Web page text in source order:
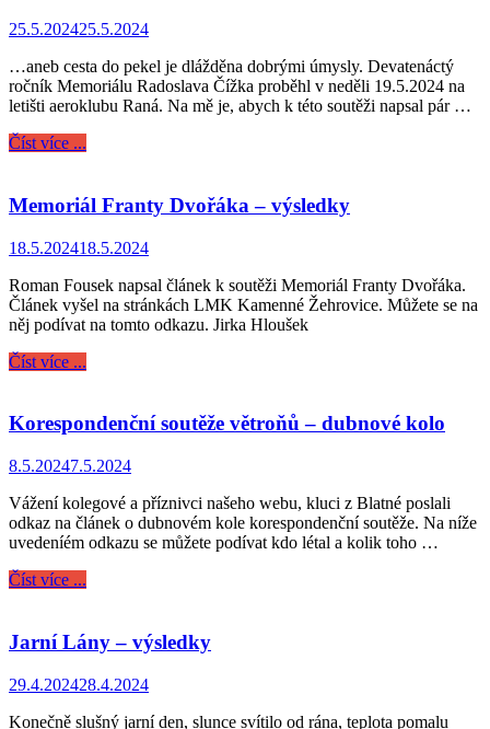
25.5.202425.5.2024
…aneb cesta do pekel je dlážděna dobrými úmysly. Devatenáctý
ročník Memoriálu Radoslava Čížka proběhl v neděli 19.5.2024 na
letišti aeroklubu Raná. Na mě je, abych k této soutěži napsal pár …
Číst více ...
Memoriál Franty Dvořáka – výsledky
18.5.202418.5.2024
Roman Fousek napsal článek k soutěži Memoriál Franty Dvořáka.
Článek vyšel na stránkách LMK Kamenné Žehrovice. Můžete se na
něj podívat na tomto odkazu. Jirka Hloušek
Číst více ...
Korespondenční soutěže větroňů – dubnové kolo
8.5.20247.5.2024
Vážení kolegové a příznivci našeho webu, kluci z Blatné poslali
odkaz na článek o dubnovém kole korespondenční soutěže. Na níže
uvedeníém odkazu se můžete podívat kdo létal a kolik toho …
Číst více ...
Jarní Lány – výsledky
29.4.202428.4.2024
Konečně slušný jarní den, slunce svítilo od rána, teplota pomalu